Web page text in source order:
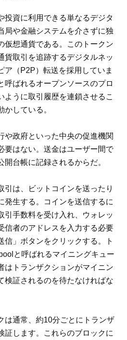
投資に利用できる単なるデジタ
局や金融システムを介さずに独
仮想通貨である。このトークン
貨取引を追跡するデジタルネッ
ア（P2P）転送を採用していま
呼ばれるオープンソースのプロ
ように取引履歴を連鎖させるこ
かしている。
や政府といった中央の促進機関
要はない。送金はユーザー間で
台帳に記録されるからだ。
引は、ビットコインを送ったり
発生する。コインを送信するに
引手数料を受け入れ、ウォレッ
信者のアドレスを入力する必要
信」ボタンをクリックする。ト
と呼ばれるマイニングキュー
はトランザクションがマイニン
検証されるのを待たなければな
は通常、約10分ごとにトランザ
証します。これらのブロックに